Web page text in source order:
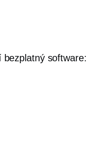
bezplatný software: